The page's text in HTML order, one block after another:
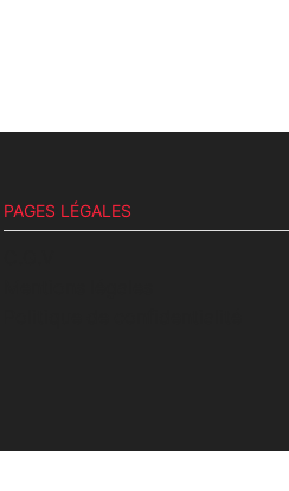
PAGES LÉGALES